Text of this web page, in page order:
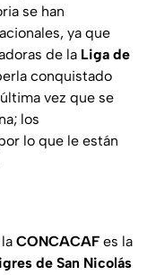
se han
ya que
de la Liga de
conquistado
vez que se
los
lo que le están
CONCACAF es la
de San Nicolás